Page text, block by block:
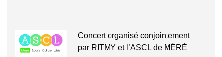
Concert organisé conjointement
par RITMY et l’ASCL de MÉRÉ